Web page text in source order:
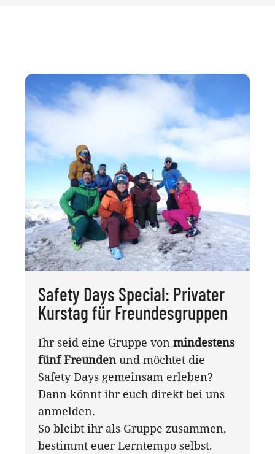
Safety Days Special: Privater
Kurstag für Freundesgruppen
Ihr seid eine Gruppe von mindestens
fünf Freunden und möchtet die
Safety Days gemeinsam erleben?
Dann könnt ihr euch direkt bei uns
anmelden.
So bleibt ihr als Gruppe zusammen,
bestimmt euer Lerntempo selbst.